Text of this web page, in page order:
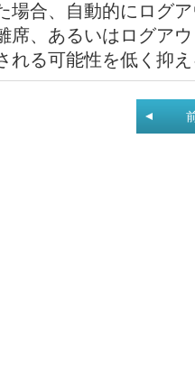
場合、自動的にログ
席、あるいはログア
れる可能性を低く抑